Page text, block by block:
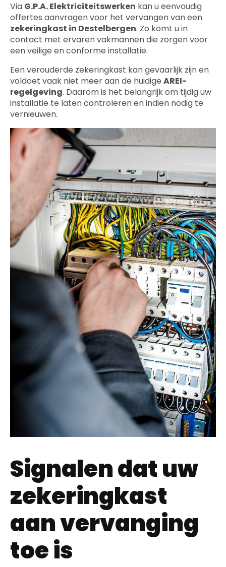
Via G.P.A. Elektriciteitswerken kan u eenvoudig
offertes aanvragen voor het vervangen van een
zekeringkast in Destelbergen. Zo komt u in
contact met ervaren vakmannen die zorgen voor
een veilige en conforme installatie.
Een verouderde zekeringkast kan gevaarlijk zijn en
voldoet vaak niet meer aan de huidige AREI-
regelgeving. Daarom is het belangrijk om tijdig uw
installatie te laten controleren en indien nodig te
vernieuwen.
Signalen dat uw
zekeringkast
aan vervanging
toe is